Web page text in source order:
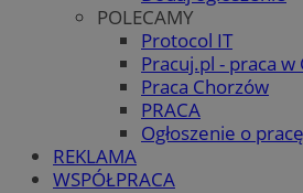
POLECAMY
Protocol IT
Pracuj.pl - praca w
Praca Chorzów
PRACA
Ogłoszenie o pracę
REKLAMA
WSPÓŁPRACA